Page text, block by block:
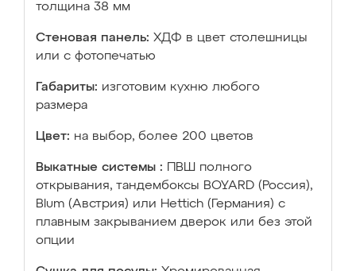
толщина 38 мм
Стеновая панель: ХДФ в цвет столешницы
или с фотопечатью
Габариты: изготовим кухню любого
размера
Цвет: на выбор, более 200 цветов
Выкатные системы :
ПВШ полного
открывания, тандембоксы BOYARD (Россия),
Blum (Австрия) или Hettich (Германия) с
плавным закрыванием дверок или без этой
опции